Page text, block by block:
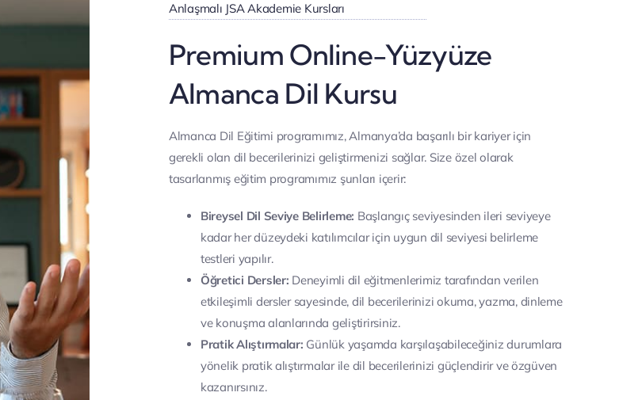
Anlaşmalı JSA Akademie Kursları
Premium Online-Yüzyüze
Almanca Dil Kursu
Almanca Dil Eğitimi programımız, Almanya’da başarılı bir kariyer için
gerekli olan dil becerilerinizi geliştirmenizi sağlar. Size özel olarak
tasarlanmış eğitim programımız şunları içerir:
Bireysel Dil Seviye Belirleme: Başlangıç seviyesinden ileri seviyeye
kadar her düzeydeki katılımcılar için uygun dil seviyesi belirleme
testleri yapılır.
Öğretici Dersler: Deneyimli dil eğitmenlerimiz tarafından verilen
etkileşimli dersler sayesinde, dil becerilerinizi okuma, yazma, dinleme
ve konuşma alanlarında geliştirirsiniz.
Pratik Alıştırmalar: Günlük yaşamda karşılaşabileceğiniz durumlara
yönelik pratik alıştırmalar ile dil becerilerinizi güçlendirir ve özgüven
kazanırsınız.